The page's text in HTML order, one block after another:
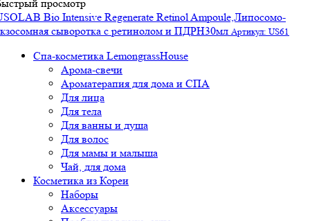
просмотр
Bio Intensive Regenerate Retinol Ampoule,Липосомо-
сыворотка с ретинолом и ПДРН30мл Артикул: US61
Спа-косметика LemongrassHouse
Арома-свечи
Ароматерапия для дома и СПА
Для лица
Для тела
Для ванны и душа
Для волос
Для мамы и малыша
Чай, для дома
Косметика из Кореи
Наборы
Аксессуары